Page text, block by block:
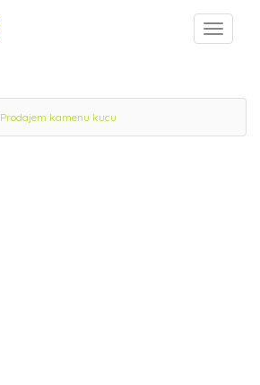
Prodajem kamenu kucu